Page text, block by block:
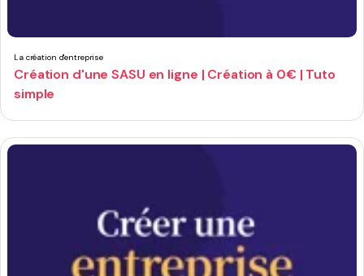
La création d'entreprise
Création d'une SASU en ligne | Création à 0€ | Tuto
simple